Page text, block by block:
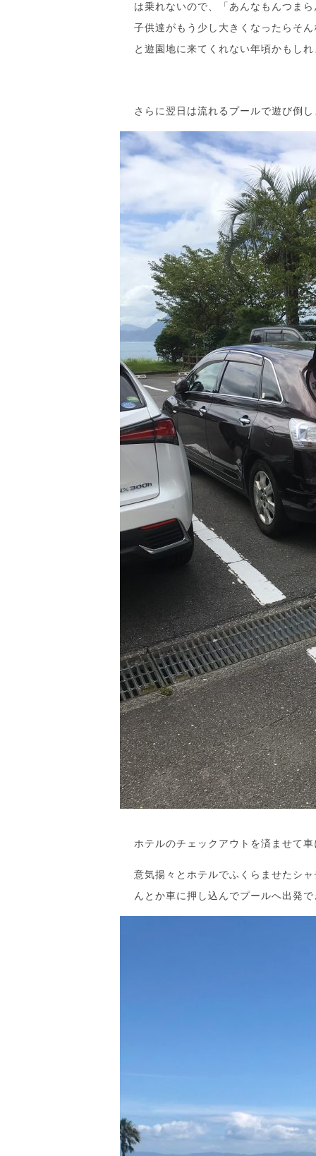
は乗れないので、「あんなもんつま
子供達がもう少し大きくなったらそ
と遊園地に来てくれない年頃かもし
さらに翌日は流れるプールで遊び倒
ホテルのチェックアウトを済ませて
意気揚々とホテルでふくらませたシ
んとか車に押し込んでプールへ出発